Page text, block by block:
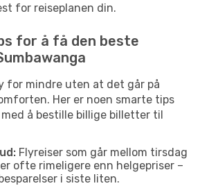
for reiseplanen din.
for å få den beste
for mindre uten at det går på
Her er noen smarte tips
å bestille billige billetter til
Flyreiser som går mellom tirsdag
ofte rimeligere enn helgepriser –
i siste liten.